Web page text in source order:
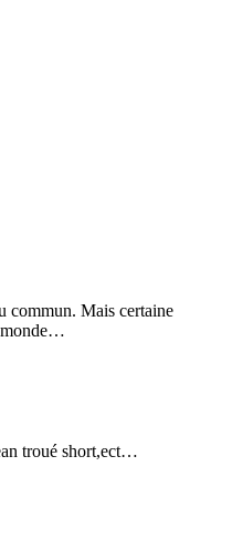
commun. Mais certaine
monde…
troué short,ect…